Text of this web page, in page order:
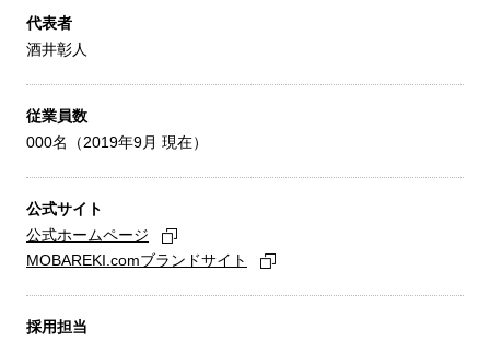
代表者
酒井彰人
従業員数
000名（2019年9月 現在）
公式サイト
公式ホームページ
MOBAREKI.comブランドサイト
採用担当